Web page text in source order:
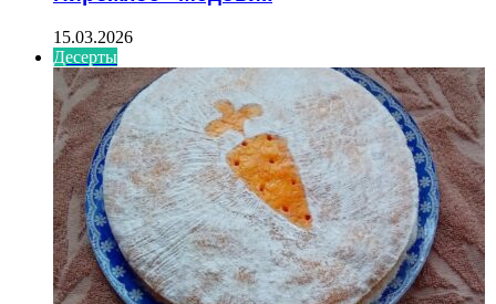
15.03.2026
Десерты